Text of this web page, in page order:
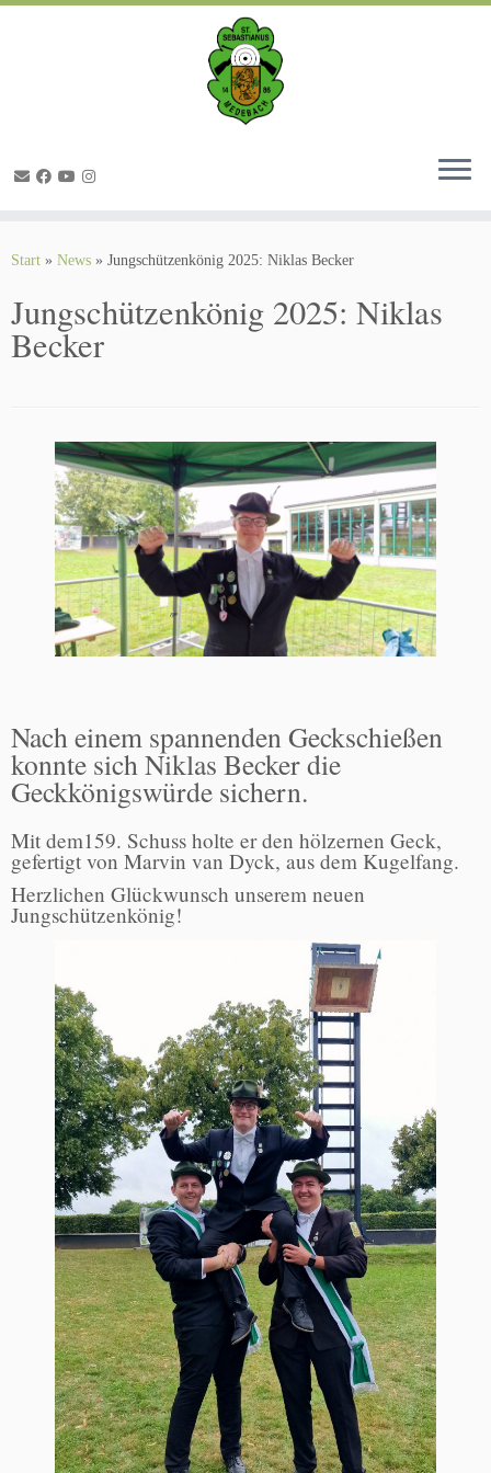
Zum
Start » News » Jungschützenkönig 2025: Niklas Becker
Jungschützenkönig 2025: Niklas
Becker
Nach einem spannenden Geckschießen
konnte sich Niklas Becker die
Geckkönigswürde sichern.
Mit dem159. Schuss holte er den hölzernen Geck,
gefertigt von Marvin van Dyck, aus dem Kugelfang.
Herzlichen Glückwunsch unserem neuen
Jungschützenkönig!